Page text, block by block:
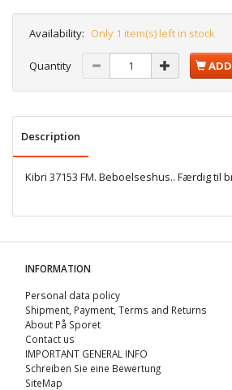
Availability: Only 1 item(s) left in stock
Quantity
Description
Kibri 37153 FM. Beboelseshus.. Færdig til
INFORMATION
Personal data policy
Shipment, Payment, Terms and Returns
About På Sporet
Contact us
IMPORTANT GENERAL INFO
Schreiben Sie eine Bewertung
SiteMap